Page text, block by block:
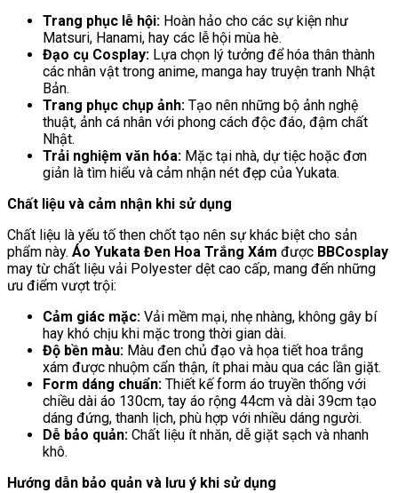
Trang phục lễ hội: Hoàn hảo cho các sự kiện như
Matsuri, Hanami, hay các lễ hội mùa hè.
Đạo cụ Cosplay: Lựa chọn lý tưởng để hóa thân thành
các nhân vật trong anime, manga hay truyện tranh Nhật
Bản.
Trang phục chụp ảnh: Tạo nên những bộ ảnh nghệ
thuật, ảnh cá nhân với phong cách độc đáo, đậm chất
Nhật.
Trải nghiệm văn hóa: Mặc tại nhà, dự tiệc hoặc đơn
giản là tìm hiểu và cảm nhận nét đẹp của Yukata.
Chất liệu và cảm nhận khi sử dụng
Chất liệu là yếu tố then chốt tạo nên sự khác biệt cho sản
phẩm này. Áo Yukata Đen Hoa Trắng Xám được BBCosplay
may từ chất liệu vải Polyester dệt cao cấp, mang đến những
ưu điểm vượt trội:
Cảm giác mặc: Vải mềm mại, nhẹ nhàng, không gây bí
hay khó chịu khi mặc trong thời gian dài.
Độ bền màu: Màu đen chủ đạo và họa tiết hoa trắng
xám được nhuộm cẩn thận, ít phai màu qua các lần giặt.
Form dáng chuẩn: Thiết kế form áo truyền thống với
chiều dài áo 130cm, tay áo rộng 44cm và dài 39cm tạo
dáng đứng, thanh lịch, phù hợp với nhiều dáng người.
Dễ bảo quản: Chất liệu ít nhăn, dễ giặt sạch và nhanh
khô.
Hướng dẫn bảo quản và lưu ý khi sử dụng